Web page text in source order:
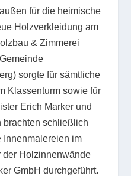
für die heimische
Holzverkleidung am
& Zimmerei
sorgte für sämtliche
Klassenturm sowie für
Erich Marker und
brachten schließlich
Innenmalereien im
der Holzinnenwände
GmbH durchgeführt.